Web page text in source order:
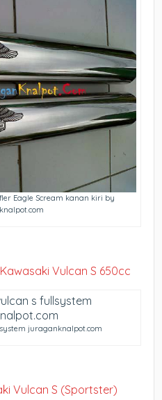
Eagle Scream kanan kiri by
Vulcan S 650cc
juraganknalpot.com
Vulcan S (Sportster)